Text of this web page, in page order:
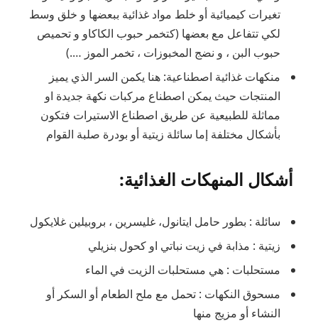
تغيرات كيميائية أو خلط مواد غذائية ببعضها و خلق وسط
لكي تتفاعل مع بعضها (كتخمر حبوب الكاكاو و تحميص
حبوب البن ، و نضج المخبوزات ، تخمر الموز ….)
منكهات غذائية اصطناعية: هنا يكمن السر الذي يميز
المنتجات حيث يمكن اصطناع مركبات نكهة جديدة او
مماثلة للطبيعية عن طريق اصطناع الاستيرات فتكون
بأشكال مختلفة إما سائلة زيتية أو بودرة صلبة القوام
أشكال المنهكات الغذائية:
سائلة : بطور حامل ايتانول، غليسرين ، بروبيلين غلايكول
زيتية : مذابة في زيت نباتي او كحول بنزيلي
مستحلبات : هي مستحلبات الزيت في الماء
مسحوق النكهات : تحمل مع ملح الطعام أو السكر أو
النشاء أو مزيج منها